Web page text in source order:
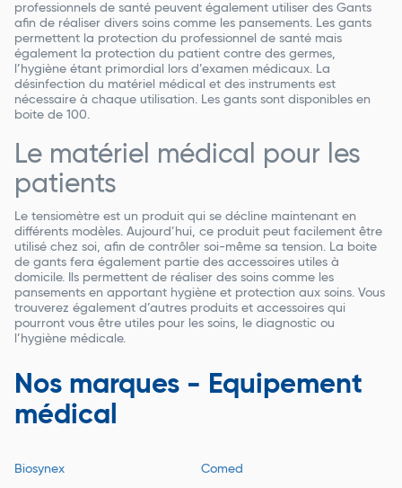
professionnels de santé peuvent également utiliser des Gants
afin de réaliser divers soins comme les pansements. Les gants
permettent la protection du professionnel de santé mais
également la protection du patient contre des germes,
l’hygiène étant primordial lors d’examen médicaux. La
désinfection du matériel médical et des instruments est
nécessaire à chaque utilisation. Les gants sont disponibles en
boite de 100.
Le matériel médical pour les
patients
Le tensiomètre est un produit qui se décline maintenant en
différents modèles. Aujourd’hui, ce produit peut facilement être
utilisé chez soi, afin de contrôler soi-même sa tension. La boite
de gants fera également partie des accessoires utiles à
domicile. Ils permettent de réaliser des soins comme les
pansements en apportant hygiène et protection aux soins. Vous
trouverez également d’autres produits et accessoires qui
pourront vous être utiles pour les soins, le diagnostic ou
l’hygiène médicale.
Nos marques - Equipement
médical
Biosynex Comed